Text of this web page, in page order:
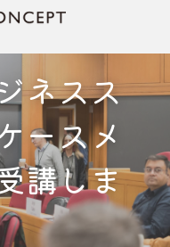
ネスス
ースメ
講しま